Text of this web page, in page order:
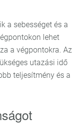
a sebességet és a
lehet
a végpontokra. Az
utazási idő
teljesítmény és a